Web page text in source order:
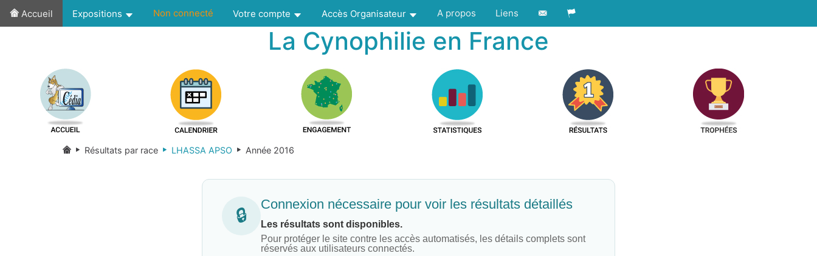
Accueil Expositions Non connecté Votre compte Accès Organisateur A propos Liens
La Cynophilie en France
Résultats par race LHASSA APSO Année 2016
🔒
Connexion nécessaire pour voir les résultats détaillés
Les résultats sont disponibles.
Pour protéger le site contre les accès automatisés, les détails complets sont
réservés aux utilisateurs connectés.